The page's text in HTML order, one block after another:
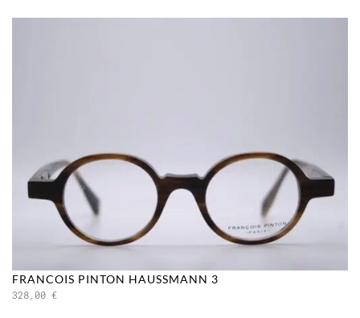
FRANCOIS PINTON HAUSSMANN 3
328,00 €